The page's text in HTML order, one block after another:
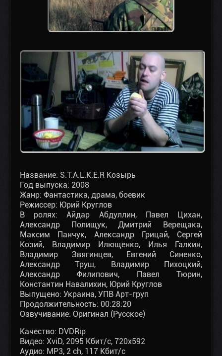
Название: S.T.A.L.K.E.R Козырь
Год выпуска: 2008
Жанр: Фантастика, драма, боевик
Режиссер: Юрий Круглов
В ролях: Айдар Абдуллин, Павел Цихан,
Александр Полищук, Дмитрий Верещака,
Максим Панчук, Александр Грицай, Сергей
Козий, Владимир Илющенко, Илья Галкин,
Владимир Звягинцев, Евгений Синенко,
Александр Труш, Владимир Пихоцкий,
Александр Филипович, Павел Тюрин,
Константин Навалихин, Юрий Круглов
Выпущено: Украина, УПВ Арт-груп
Продолжительность: 00:28:20
Озвучивание: Оригинал (Русское)
Качество: DVDRip
Видео: XviD, 2095 Кбит/с, 720x592
Аудио: MP3, 2 ch, 117 Кбит/с